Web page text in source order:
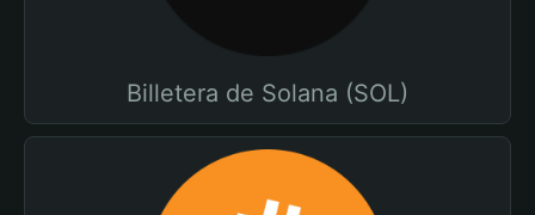
Billetera de Solana (SOL)